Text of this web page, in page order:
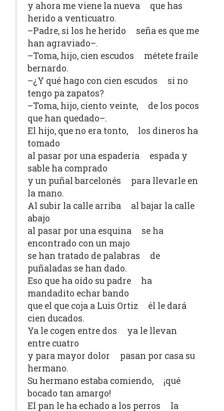
y ahora me viene la nueva que has
herido a venticuatro.
–Padre, si los he herido seña es que me
han agraviado–.
–Toma, hijo, cien escudos métete fraile
bernardo.
–¿Y qué hago con cien escudos si no
tengo pa zapatos?
–Toma, hijo, ciento veinte, de los pocos
que han quedado–.
El hijo, que no era tonto, los dineros ha
tomado
al pasar por una espadería espada y
sable ha comprado
y un puñal barcelonés para llevarle en
la mano.
Al subir la calle arriba al bajar la calle
abajo
al pasar por una esquina se ha
encontrado con un majo
se han tratado de palabras de
puñaladas se han dado.
Eso que ha oído su padre ha
mandadito echar bando
que el que coja a Luis Ortiz él le dará
cien ducados.
Ya le cogen entre dos ya le llevan
entre cuatro
y para mayor dolor pasan por casa su
hermano.
Su hermano estaba comiendo, ¡qué
bocado tan amargo!
El pan le ha echado a los perros la